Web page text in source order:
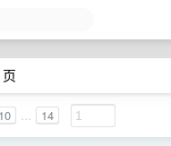
10 ... 14